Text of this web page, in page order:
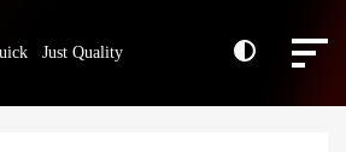
Just Quality